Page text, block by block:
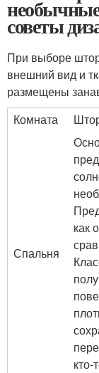
советы
При выборе
внешний вид и
размещены
Комната
Спальня
как
кто-